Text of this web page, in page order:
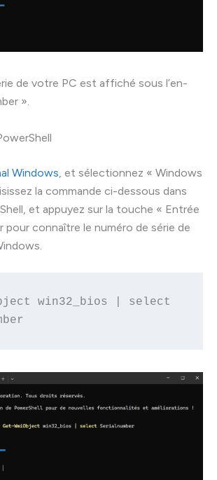
de votre PC est affiché sous l’en-
».
Windows, et sélectionnez « Windows
la commande ci-dessous dans
et appuyez sur la touche « Entrée
pour connaître le numéro de série de
win32_bios | select